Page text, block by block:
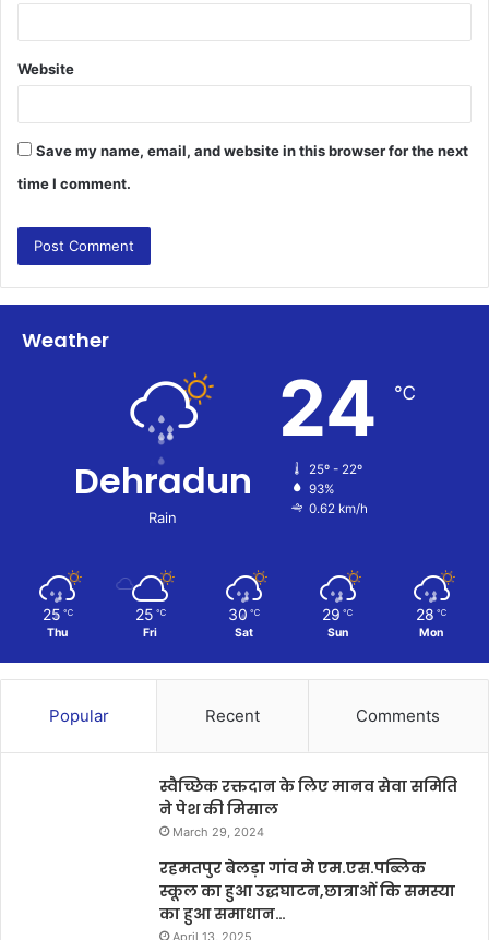
Website
Save my name, email, and website in this browser for the next
time I comment.
Weather
Dehradun
Rain
24 ℃
25º - 22º
93%
0.62 km/h
25 ℃
Thu
25 ℃
Fri
30 ℃
Sat
29 ℃
Sun
28 ℃
Mon
Popular Recent Comments
स्वैच्छिक रक्तदान के लिए मानव सेवा समिति
ने पेश की मिसाल
March 29, 2024
रहमतपुर बेलड़ा गांव मे एम.एस.पब्लिक
स्कूल का हुआ उद्धघाटन,छात्राओं कि समस्या
का हुआ समाधान…
April 13, 2025